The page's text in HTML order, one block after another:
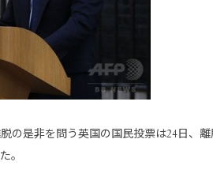
の是非を問う英国の国民投票は24日、
。